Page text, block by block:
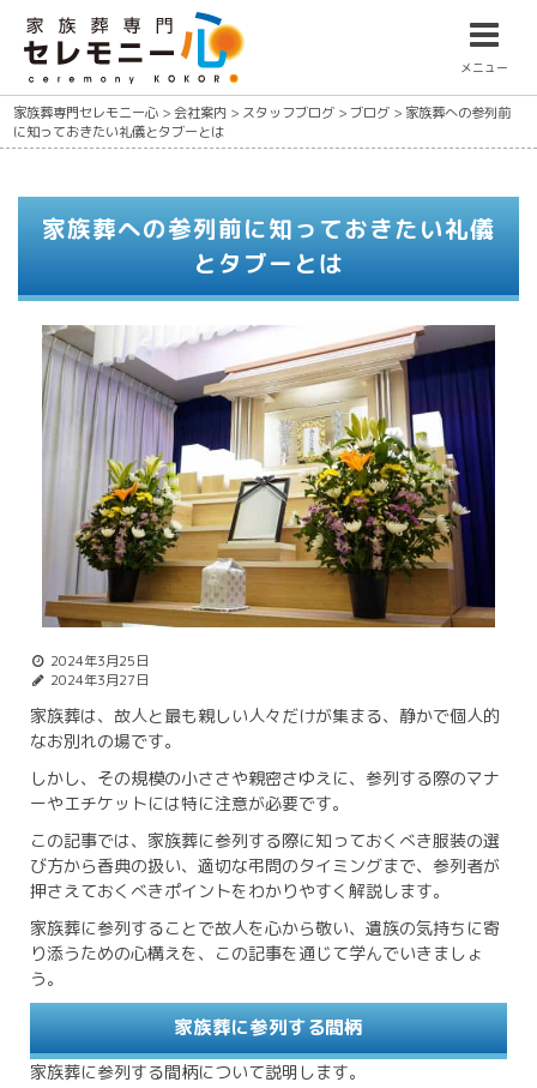
メニュー
家族葬専門セレモニー心 >会社案内 > スタッフブログ > ブログ > 家族葬への参列前
に知っておきたい礼儀とタブーとは
家族葬への参列前に知っておきたい礼儀
とタブーとは
2024年3月25日
2024年3月27日
家族葬は、故人と最も親しい人々だけが集まる、静かで個人的
なお別れの場です。
しかし、その規模の小ささや親密さゆえに、参列する際のマナ
ーやエチケットには特に注意が必要です。
この記事では、家族葬に参列する際に知っておくべき服装の選
び方から香典の扱い、適切な弔問のタイミングまで、参列者が
押さえておくべきポイントをわかりやすく解説します。
家族葬に参列することで故人を心から敬い、遺族の気持ちに寄
り添うための心構えを、この記事を通じて学んでいきましょ
う。
家族葬に参列する間柄
家族葬に参列する間柄について説明します。